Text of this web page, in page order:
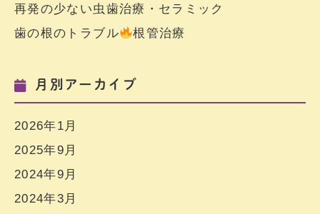
再発の少ない虫歯治療・セラミック
歯の根のトラブル
根管治療
月別アーカイブ
2026年1月
2025年9月
2024年9月
2024年3月